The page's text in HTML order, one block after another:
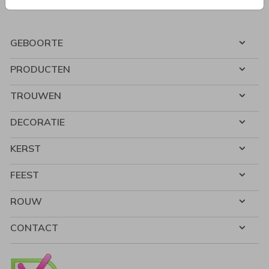
GEBOORTE
PRODUCTEN
TROUWEN
DECORATIE
KERST
FEEST
ROUW
CONTACT